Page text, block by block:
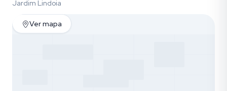
Jardim Lindoia
Ver mapa